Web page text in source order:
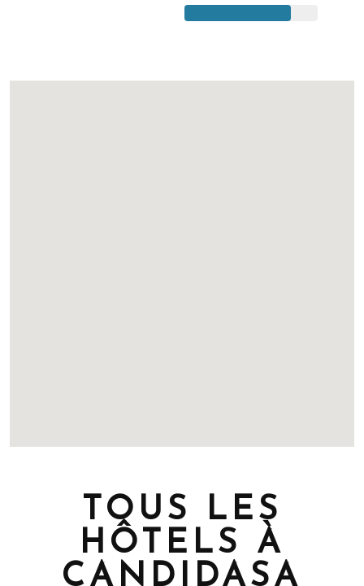
TOUS LES
HÔTELS À
CANDIDASA